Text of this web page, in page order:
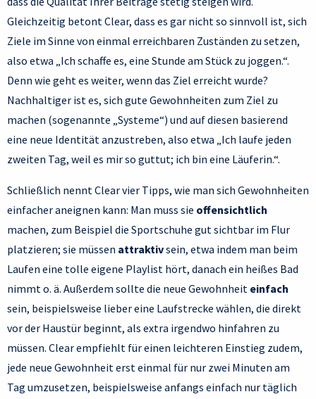
Gleichzeitig betont Clear, dass es gar nicht so sinnvoll ist, sich
Ziele im Sinne von einmal erreichbaren Zuständen zu setzen,
also etwa „Ich schaffe es, eine Stunde am Stück zu joggen.“.
Denn wie geht es weiter, wenn das Ziel erreicht wurde?
Nachhaltiger ist es, sich gute Gewohnheiten zum Ziel zu
machen (sogenannte „Systeme“) und auf diesen basierend
eine neue Identität anzustreben, also etwa „Ich laufe jeden
zweiten Tag, weil es mir so guttut; ich bin eine Läuferin.“.
Schließlich nennt Clear vier Tipps, wie man sich Gewohnheiten
einfacher aneignen kann: Man muss sie offensichtlich
machen, zum Beispiel die Sportschuhe gut sichtbar im Flur
platzieren; sie müssen attraktivsein, etwa indem man beim
Laufen eine tolle eigene Playlist hört, danach ein heißes Bad
nimmt o. ä. Außerdem sollte die neue Gewohnheit einfach
sein, beispielsweise lieber eine Laufstrecke wählen, die direkt
vor der Haustür beginnt, als extra irgendwo hinfahren zu
müssen. Clear empfiehlt für einen leichteren Einstieg zudem,
jede neue Gewohnheit erst einmal für nur zwei Minuten am
Tag umzusetzen, beispielsweise anfangs einfach nur täglich